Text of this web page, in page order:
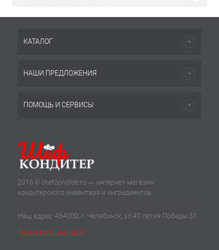
КАТАЛОГ
НАШИ ПРЕДЛОЖЕНИЯ
ПОМОЩЬ И СЕРВИСЫ
2016 © chefconditer.ru — интернет-магазин
кондитерского инвентаря и ингредиентов.
Наш адрес: 454000, г. Челябинск, ул.40 летия Победы 31.
Посмотреть на карте